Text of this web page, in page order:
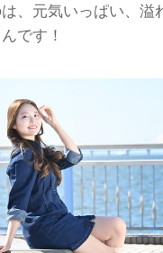
、元気いっぱい、溢
です！